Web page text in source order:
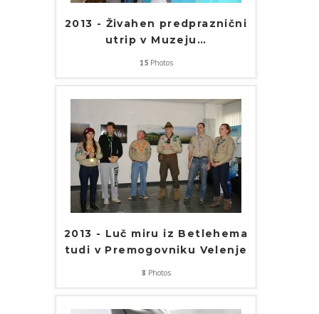
2013 - Živahen predpraznični
utrip v Muzeju …
15Photos
2013 - Luč miru iz Betlehema
tudi v Premogovniku Velenje
8 Photos